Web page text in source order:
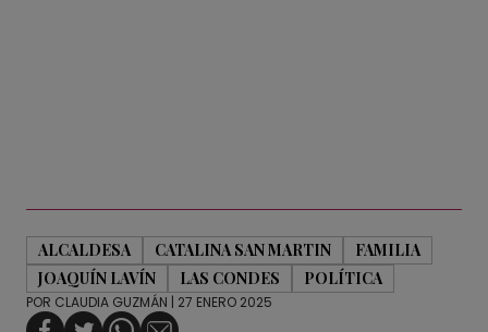
ALCALDESA CATALINA SAN MARTIN
FAMILIA
JOAQUÍN LAVÍN
LAS CONDES POLÍTICA
POR CLAUDIA GUZMÁN | 27 ENERO 2025